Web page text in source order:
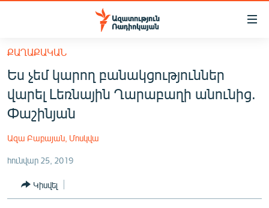
Մատչելիության
հիմնական
բովանդակությանը
Անցնել
հիմնական
մենյուին
ՀԱՅԱՍՏԱՆ
ՔԱՂԱՔԱԿԱՆ
ՏՆՏԵՍՈՒԹՅՈՒՆ
ՔԱՂԱՔԱԿԱՆ
Ես չեմ կարող բանակցություններ
վարել Լեռնային Ղարաբաղի անունից.
Փաշինյան
Ազա Բաբայան, Մոսկվա
հունվար 25, 2019
Կիսվել